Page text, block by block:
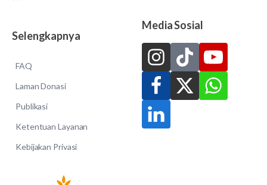
Selengkapnya
FAQ
Laman Donasi
Publikasi
Ketentuan Layanan
Kebijakan Privasi
Media Sosial